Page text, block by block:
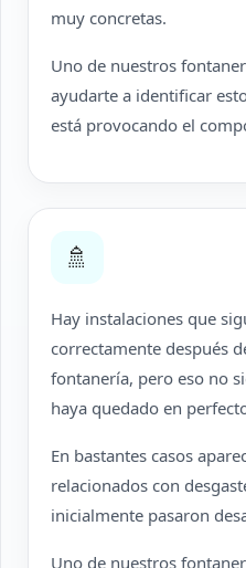
muy concretas.
Uno de nuestros
ayudarte a identificar
está provocando el
🚿
Hay instalaciones que
correctamente después
fontanería, pero eso no
haya quedado en
En bastantes casos
relacionados con
inicialmente pasaron
Uno de nuestros